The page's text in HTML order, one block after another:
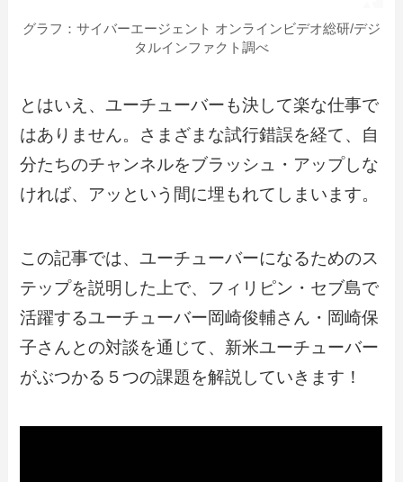
グラフ：サイバーエージェント オンラインビデオ総研/デジ
タルインファクト調べ
とはいえ、ユーチューバーも決して楽な仕事で
はありません。さまざまな試行錯誤を経て、自
分たちのチャンネルをブラッシュ・アップしな
ければ、アッという間に埋もれてしまいます。
この記事では、ユーチューバーになるためのス
テップを説明した上で、フィリピン・セブ島で
活躍するユーチューバー岡崎俊輔さん・岡崎保
子さんとの対談を通じて、新米ユーチューバー
がぶつかる５つの課題を解説していきます！